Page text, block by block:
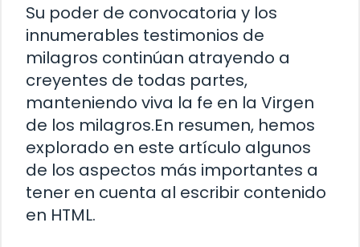
Su poder de convocatoria y los
innumerables testimonios de
milagros continúan atrayendo a
creyentes de todas partes,
manteniendo viva la fe en la Virgen
de los milagros.En resumen, hemos
explorado en este artículo algunos
de los aspectos más importantes a
tener en cuenta al escribir contenido
en HTML.